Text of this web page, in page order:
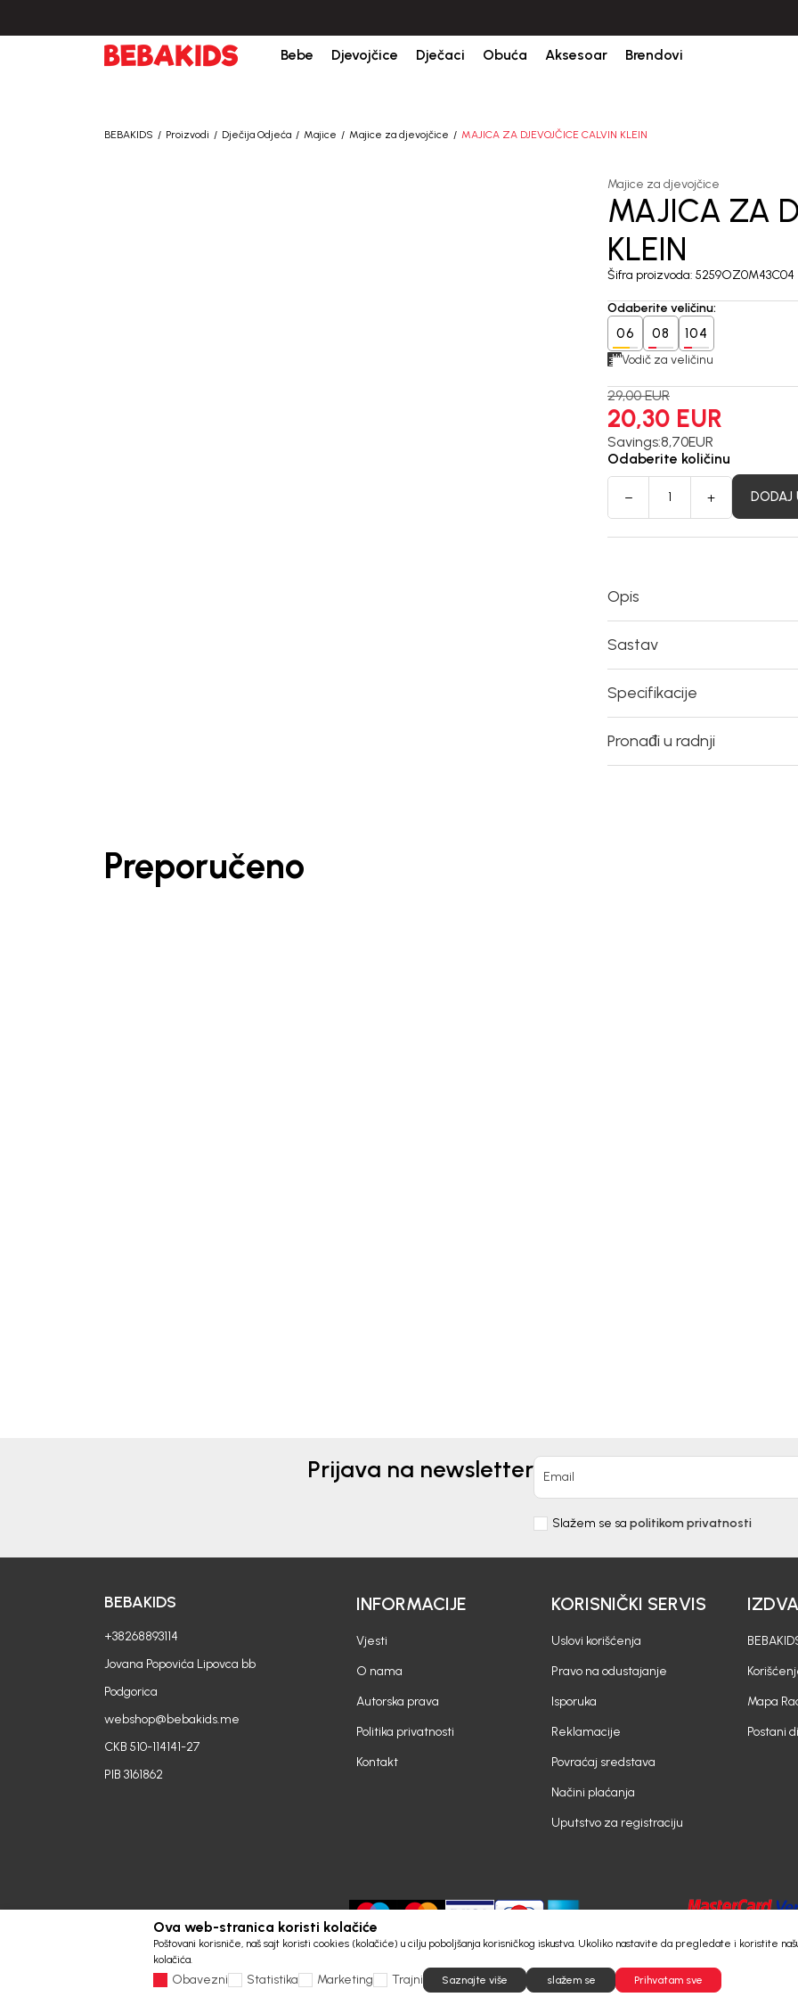
Bebe Djevojčice Dječaci Obuća Aksesoar Brendovi
BEBAKIDS Proizvodi Dječija Odjeća Majice Majice za djevojčice MAJICA ZA DJEVOJČICE CALVIN KLEIN
Majice za djevojčice
MAJICA ZA
KLEIN
Šifra proizvoda: 5259OZ0M43C04
Odaberite veličinu:
06 08 104
Vodič za veličinu
29,00 EUR
20,30 EUR
Savings:8,70EUR
Odaberite količinu
DODAJ
Opis
Sastav
Specifikacije
Pronađi u radnji
Preporučeno
Prijava na newsletter Email
Slažem se sa politikom privatnosti
BEBAKIDS
+38268893114
Jovana Popovića Lipovca bb
Podgorica
webshop@bebakids.me
CKB 510-114141-27
PIB 3161862
INFORMACIJE
Vjesti
O nama
Autorska prava
Politika privatnosti
Kontakt
KORISNIČKI SERVIS
Uslovi korišćenja
Pravo na odustajanje
Isporuka
Reklamacije
Povraćaj sredstava
Načini plaćanja
Uputstvo za registraciju
Mapa
Postani
©2026https://www.bebakids.me Powered byNB SOFTSva prava pridržana.
Ova web-stranica koristi kolačiće
Poštovani korisniče, naš sajt koristi cookies (kolačiće) u cilju poboljšanja korisničkog iskustva. Ukoliko nastavite da pregledate i koristite
kolačića.
Obavezni Statistika Marketing Trajni Saznajte više slažem se Prihvatam sve